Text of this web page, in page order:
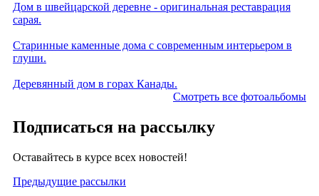
Дом в швейцарской деревне - оригинальная реставрация
сарая.
Старинные каменные дома с современным интерьером в
глуши.
Деревянный дом в горах Канады.
Смотреть все фотоальбомы
Подписаться на рассылку
Оставайтесь в курсе всех новостей!
Предыдущие рассылки